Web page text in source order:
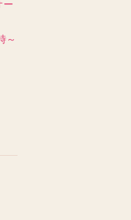
ー
～